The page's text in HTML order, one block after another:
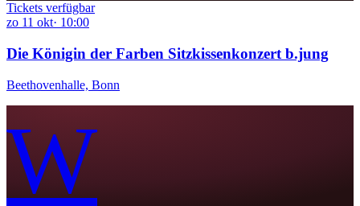
Tickets verfügbar
zo 11 okt· 10:00
Die Königin der Farben Sitzkissenkonzert b.jung
Beethovenhalle, Bonn
W